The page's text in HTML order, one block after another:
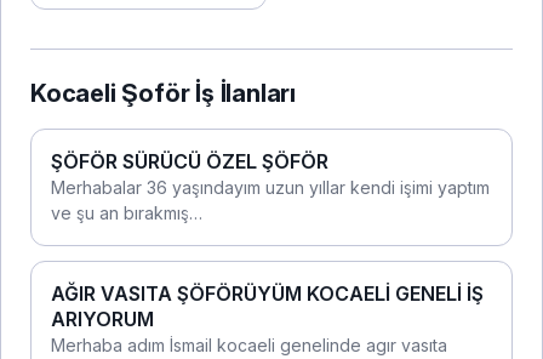
Kocaeli Şoför İş İlanları
ŞÖFÖR SÜRÜCÜ ÖZEL ŞÖFÖR
Merhabalar 36 yaşındayım uzun yıllar kendi işimi yaptım
ve şu an bırakmış…
AĞIR VASITA ŞÖFÖRÜYÜM KOCAELİ GENELİ İŞ
ARIYORUM
Merhaba adım İsmail kocaeli genelinde agır vasıta